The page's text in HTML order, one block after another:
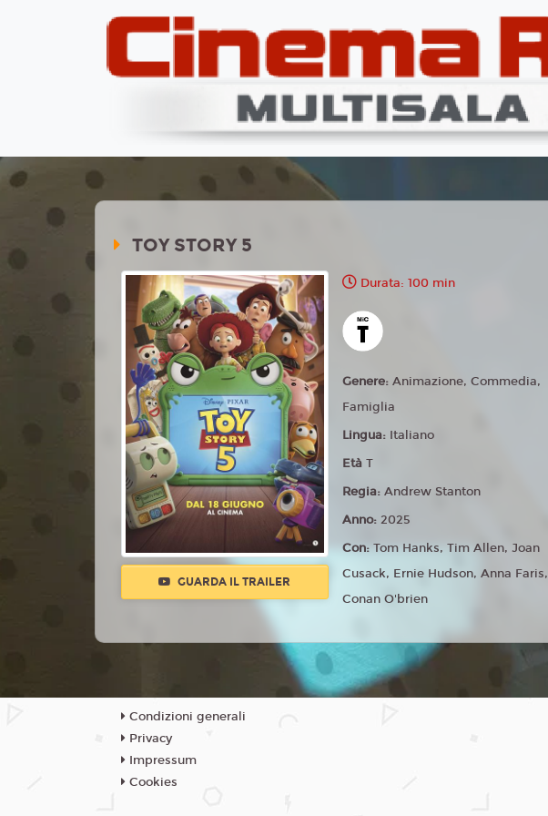
TOY STORY 5
GUARDA IL TRAILER
Durata: 100 min
Genere:Animazione, Commedia,
Famiglia
Lingua: Italiano
EtàT
Regia:Andrew Stanton
Anno:2025
Con:Tom Hanks, Tim Allen, Joan
Cusack, Ernie Hudson, Anna Faris,
Conan O'brien
Condizioni generali
Privacy
Impressum
Cookies